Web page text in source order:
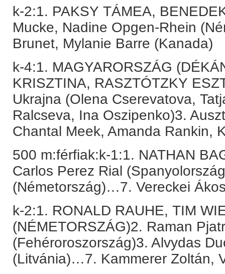
k-2:1. PAKSY TÁMEA,
Mucke, Nadine Opgen-Rhein
Brunet, Mylanie Barre (Kanada)
k-4:1. MAGYARORSZÁG
KRISZTINA, RASZTÓTZKY
Ukrajna (Olena Cserevatova,
Ralcseva, Ina Oszipenko)3.
Chantal Meek, Amanda Rankin,
500 m:férfiak:k-1:1. NATHAN
Carlos Perez Rial
(Németország)…7. Vereckei
k-2:1. RONALD RAUHE, TIM
(NÉMETORSZÁG)2. Raman
(Fehéroroszország)3. Alvydas
(Litvánia)…7. Kammerer Zoltán,